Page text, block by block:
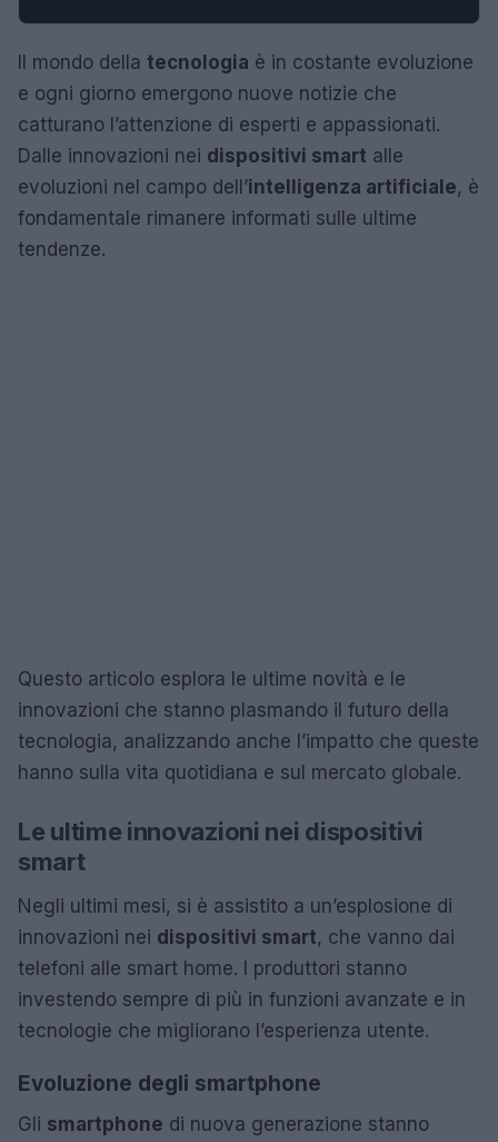
Il mondo della tecnologia è in costante evoluzione
e ogni giorno emergono nuove notizie che
catturano l’attenzione di esperti e appassionati.
Dalle innovazioni nei dispositivi smart alle
evoluzioni nel campo dell’intelligenza artificiale, è
fondamentale rimanere informati sulle ultime
tendenze.
Questo articolo esplora le ultime novità e le
innovazioni che stanno plasmando il futuro della
tecnologia, analizzando anche l’impatto che queste
hanno sulla vita quotidiana e sul mercato globale.
Le ultime innovazioni nei dispositivi
smart
Negli ultimi mesi, si è assistito a un’esplosione di
innovazioni nei dispositivi smart, che vanno dai
telefoni alle smart home. I produttori stanno
investendo sempre di più in funzioni avanzate e in
tecnologie che migliorano l’esperienza utente.
Evoluzione degli smartphone
Gli smartphone di nuova generazione stanno